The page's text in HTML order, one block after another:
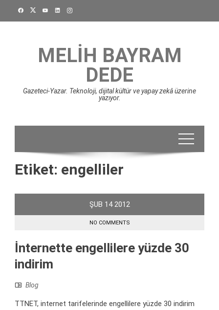
MELIH BAYRAM
DEDE
Gazeteci-Yazar. Teknoloji, dijital kültür ve yapay zekâ üzerine
yazıyor.
Etiket: engelliler
ŞUB 14 2012
NO COMMENTS
İnternette engellilere yüzde 30
indirim
Blog
TTNET, internet tarifelerinde engellilere yüzde 30 indirim